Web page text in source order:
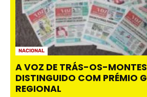
NACIONAL
A VOZ DE TRÁS-OS-MONTES
DISTINGUIDO COM PRÉMIO
REGIONAL